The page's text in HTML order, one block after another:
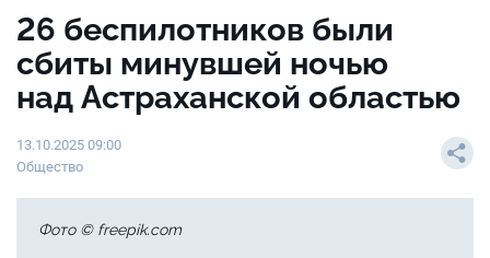
26 беспилотников были
сбиты минувшей ночью
над Астраханской областью
13.10.2025 09:00
Общество
Фото © freepik.com